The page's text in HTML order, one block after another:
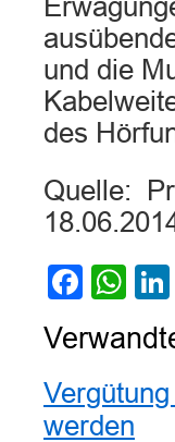
und die
des
Quelle:
werden